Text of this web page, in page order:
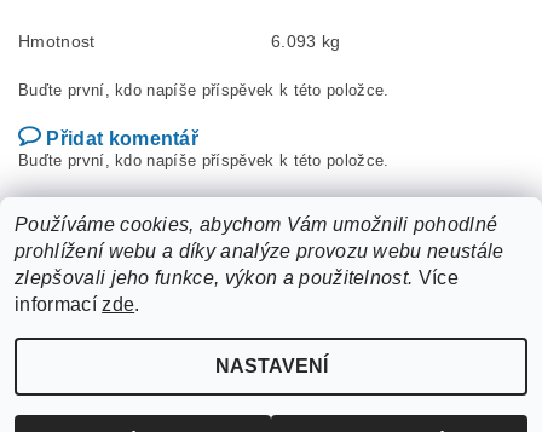
Hmotnost 6.093 kg
Buďte první, kdo napíše příspěvek k této položce.
Přidat komentář
Buďte první, kdo napíše příspěvek k této položce.
2026 ©ZooLife.cz, všechna práva vyhrazenaUpravit nastavení cookies
Používáme cookies, abychom Vám umožnili pohodlné
prohlížení webu a díky analýze provozu webu neustále
zlepšovali jeho funkce, výkon a použitelnost. Více
informacízde.
NASTAVENÍ